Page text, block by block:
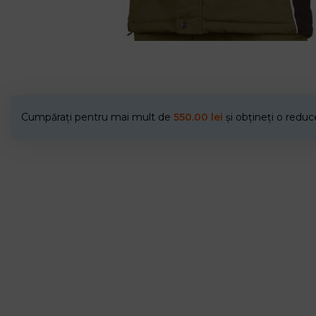
Cumpărați pentru mai mult de 550.00 lei și obțineți o